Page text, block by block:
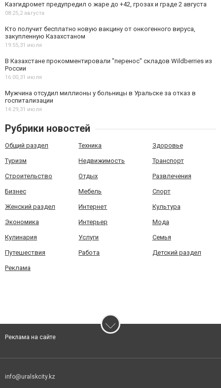
Казгидромет предупредил о жаре до +42, грозах и граде 2 августа
08:25,2 августа
Кто получит бесплатно новую вакцину от онкогенного вируса,
закупленную Казахстаном
19:55,31 июля
В Казахстане прокомментировали "перенос" складов Wildberries из
России
16:00,31 июля
Мужчина отсудил миллионы у больницы в Уральске за отказ в
госпитализации
14:29,31 июля
Рубрики новостей
Общий раздел Техника Здоровье
Туризм Недвижимость Транспорт
Строительство Отдых Развлечения
Бизнес Мебель Спорт
Женский раздел Интернет Культура
Экономика Интерьер Мода
Кулинария Услуги Семья
Путешествия Работа Детский раздел
Реклама
Реклама на сайте
info@uralskcity.kz